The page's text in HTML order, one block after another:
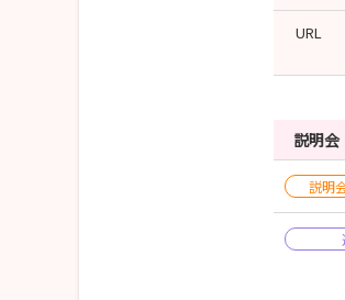
URL
説明会
説明